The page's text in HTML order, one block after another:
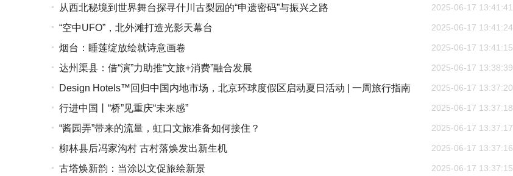
2025-06-17 13:41:41
从西北秘境到世界舞台探寻什川古梨园的“申遗密码”与振兴之路
2025-06-17 13:41:24
“空中UFO”，北外滩打造光影天幕台
2025-06-17 13:41:15
烟台：睡莲绽放绘就诗意画卷
2025-06-17 13:38:39
达州渠县：借“演”力助推“文旅+消费”融合发展
2025-06-17 13:37:20
Design Hotels™回归中国内地市场，北京环球度假区启动夏日活动 | 一周旅行指南
2025-06-17 13:37:18
行进中国丨“桥”见重庆“未来感”
2025-06-17 13:37:17
“酱园弄”带来的流量，虹口文旅准备如何接住？
2025-06-17 13:37:16
柳林县后冯家沟村 古村落焕发出新生机
2025-06-17 13:37:15
古塔焕新韵：当涂以文促旅绘新景